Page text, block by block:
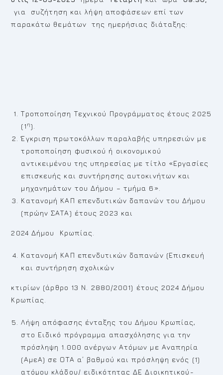
για συζήτηση και λήψη αποφάσεων επί των
παρακάτω θεμάτων της ημερήσιας διάταξης:
Τροποποίηση Τεχνικού Προγράμματος έτους 2025
(1 η).
Έγκριση πρωτοκόλλων παραλαβής υπηρεσιών με
τροποποίηση φυσικού ή οικονομικού
αντικειμένου της υπηρεσίας με τίτλο «Εργασίες
επισκευής και συντήρησης αυτοκινήτων και
μηχανημάτων του Δήμου – τμήμα 6».
Κατανομή ΚΑΠ επενδυτικών δαπανών του Δήμου
(πρώην ΣΑΤΑ) έτους 2023 και
2024 Δήμου Κρωπίας.
Κατανομή ΚΑΠ επενδυτικών δαπανών (Επισκευή
και συντήρηση σχολικών
κτιρίων (άρθρο 13 Ν. 2880/2001) έτους 2024 Δήμου
Κρωπίας.
Λήψη απόφασης ένταξης του Δήμου Κρωπίας,
στο Ειδικό πρόγραμμα απασχόλησης για την
πρόσληψη 1.000 ανέργων Ατόμων με Αναπηρία
(ΑμεΑ) σε ΟΤΑ α΄ βαθμού και πρόσληψη ενός (1)
ατόμου κλάδου/ ειδικότητας ΔΕ Διοικητικού-